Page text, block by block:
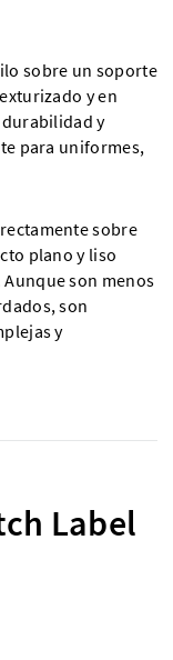
sobre un soporte
y en
durabilidad y
para uniformes,
sobre
plano y liso
son menos
son
y
Label